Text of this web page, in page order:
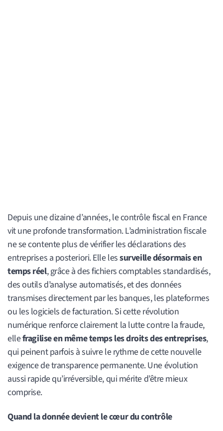
Depuis une dizaine d’années, le contrôle fiscal en France
vit une profonde transformation. L’administration fiscale
ne se contente plus de vérifier les déclarations des
entreprises a posteriori. Elle lessurveille désormais en
temps réel, grâce à des fichiers comptables standardisés,
des outils d’analyse automatisés, et des données
transmises directement par les banques, les plateformes
ou les logiciels de facturation. Si cette révolution
numérique renforce clairement la lutte contre la fraude,
ellefragilise en même temps les droits des entreprises,
qui peinent parfois à suivre le rythme de cette nouvelle
exigence de transparence permanente. Une évolution
aussi rapide qu’irréversible, qui mérite d’être mieux
comprise.
Quand la donnée devient le cœur du contrôle